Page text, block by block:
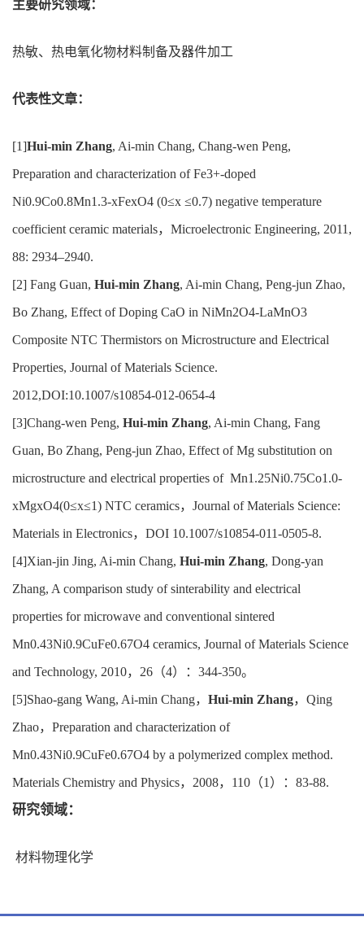
主要研究领域：
热敏、热电氧化物材料制备及器件加工
代表性文章：
[1]Hui-min Zhang, Ai-min Chang, Chang-wen Peng,
Preparation and characterization of Fe3+-doped
Ni0.9Co0.8Mn1.3-xFexO4 (0≤x ≤0.7) negative temperature
coefficient ceramic materials，Microelectronic Engineering, 2011,
88: 2934–2940.
[2] Fang Guan, Hui-min Zhang, Ai-min Chang, Peng-jun Zhao,
Bo Zhang, Effect of Doping CaO in NiMn2O4-LaMnO3
Composite NTC Thermistors on Microstructure and Electrical
Properties, Journal of Materials Science.
2012,DOI:10.1007/s10854-012-0654-4
[3]Chang-wen Peng, Hui-min Zhang, Ai-min Chang, Fang
Guan, Bo Zhang, Peng-jun Zhao, Effect of Mg substitution on
microstructure and electrical properties of Mn1.25Ni0.75Co1.0-
xMgxO4(0≤x≤1) NTC ceramics，Journal of Materials Science:
Materials in Electronics，DOI 10.1007/s10854-011-0505-8.
[4]Xian-jin Jing, Ai-min Chang, Hui-min Zhang, Dong-yan
Zhang, A comparison study of sinterability and electrical
properties for microwave and conventional sintered
Mn0.43Ni0.9CuFe0.67O4 ceramics, Journal of Materials Science
and Technology, 2010，26（4）：344-350。
[5]Shao-gang Wang, Ai-min Chang， Hui-min Zhang，Qing
Zhao，Preparation and characterization of
Mn0.43Ni0.9CuFe0.67O4 by a polymerized complex method.
Materials Chemistry and Physics，2008，110（1）：83-88.
研究领域：
材料物理化学